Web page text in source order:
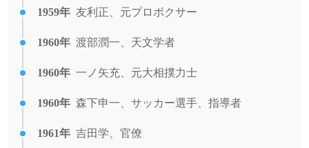
1959年 友利正、元プロボクサー
1960年 渡部潤一、天文学者
1960年 一ノ矢充、元大相撲力士
1960年 森下申一、サッカー選手、指導者
1961年 吉田学、官僚